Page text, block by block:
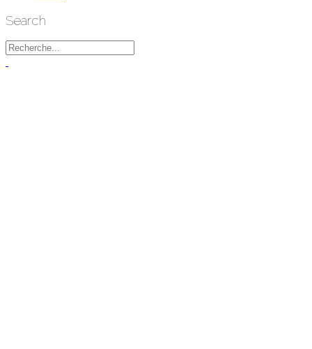
Search